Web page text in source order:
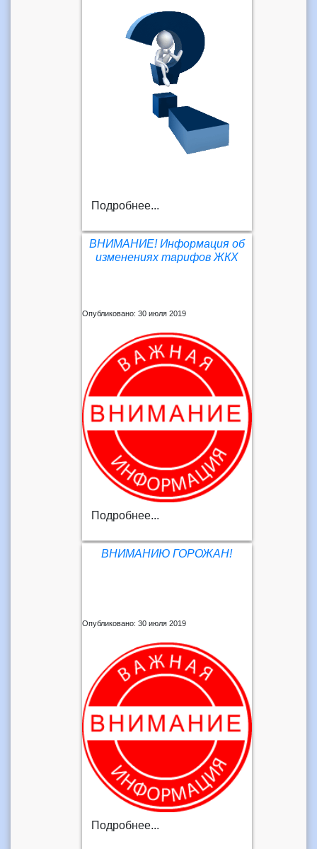
Подробнее...
ВНИМАНИЕ! Информация об
изменениях тарифов ЖКХ
Опубликовано: 30 июля 2019
Подробнее...
ВНИМАНИЮ ГОРОЖАН!
Опубликовано: 30 июля 2019
Подробнее...